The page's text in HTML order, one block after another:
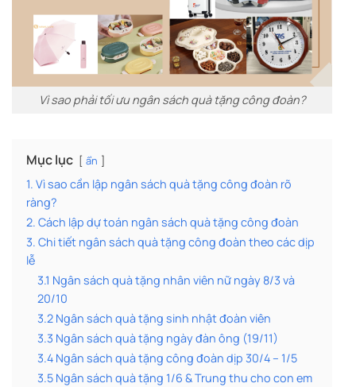
Vì sao phải tối ưu ngân sách quà tặng công đoàn?
Mục lục ẩn
1. Vì sao cần lập ngân sách quà tặng công đoàn rõ
ràng?
2. Cách lập dự toán ngân sách quà tặng công đoàn
3. Chi tiết ngân sách quà tặng công đoàn theo các dịp
lễ
3.1 Ngân sách quà tặng nhân viên nữ ngày 8/3 và
20/10
3.2 Ngân sách quà tặng sinh nhật đoàn viên
3.3 Ngân sách quà tặng ngày đàn ông (19/11)
3.4 Ngân sách quà tặng công đoàn dịp 30/4 – 1/5
3.5 Ngân sách quà tặng 1/6 & Trung thu cho con em